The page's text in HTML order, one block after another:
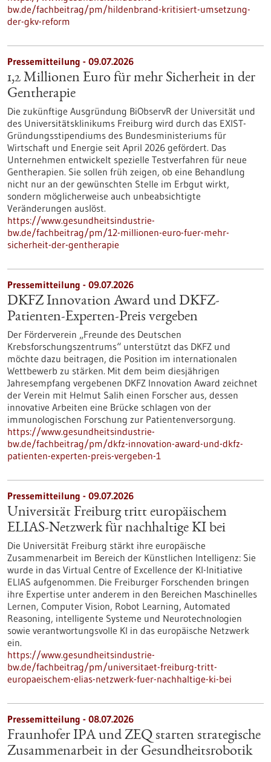
bw.de/fachbeitrag/pm/hildenbrand-kritisiert-umsetzung-
der-gkv-reform
Pressemitteilung - 09.07.2026
1,2 Millionen Euro für mehr Sicherheit in der
Gentherapie
Die zukünftige Ausgründung BiObservR der Universität und
des Universitätsklinikums Freiburg wird durch das EXIST-
Gründungsstipendiums des Bundesministeriums für
Wirtschaft und Energie seit April 2026 gefördert. Das
Unternehmen entwickelt spezielle Testverfahren für neue
Gentherapien. Sie sollen früh zeigen, ob eine Behandlung
nicht nur an der gewünschten Stelle im Erbgut wirkt,
sondern möglicherweise auch unbeabsichtigte
Veränderungen auslöst.
https://www.gesundheitsindustrie-
bw.de/fachbeitrag/pm/12-millionen-euro-fuer-mehr-
sicherheit-der-gentherapie
Pressemitteilung - 09.07.2026
DKFZ Innovation Award und DKFZ-
Patienten-Experten-Preis vergeben
Der Förderverein „Freunde des Deutschen
Krebsforschungszentrums“ unterstützt das DKFZ und
möchte dazu beitragen, die Position im internationalen
Wettbewerb zu stärken. Mit dem beim diesjährigen
Jahresempfang vergebenen DKFZ Innovation Award zeichnet
der Verein mit Helmut Salih einen Forscher aus, dessen
innovative Arbeiten eine Brücke schlagen von der
immunologischen Forschung zur Patientenversorgung.
https://www.gesundheitsindustrie-
bw.de/fachbeitrag/pm/dkfz-innovation-award-und-dkfz-
patienten-experten-preis-vergeben-1
Pressemitteilung - 09.07.2026
Universität Freiburg tritt europäischem
ELIAS-Netzwerk für nachhaltige KI bei
Die Universität Freiburg stärkt ihre europäische
Zusammenarbeit im Bereich der Künstlichen Intelligenz: Sie
wurde in das Virtual Centre of Excellence der KI-Initiative
ELIAS aufgenommen. Die Freiburger Forschenden bringen
ihre Expertise unter anderem in den Bereichen Maschinelles
Lernen, Computer Vision, Robot Learning, Automated
Reasoning, intelligente Systeme und Neurotechnologien
sowie verantwortungsvolle KI in das europäische Netzwerk
ein.
https://www.gesundheitsindustrie-
bw.de/fachbeitrag/pm/universitaet-freiburg-tritt-
europaeischem-elias-netzwerk-fuer-nachhaltige-ki-bei
Pressemitteilung - 08.07.2026
Fraunhofer IPA und ZEQ starten strategische
Zusammenarbeit in der Gesundheitsrobotik